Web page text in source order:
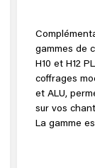
gammes de
H10 et H12
coffrages
et ALU,
sur vos
La gamme